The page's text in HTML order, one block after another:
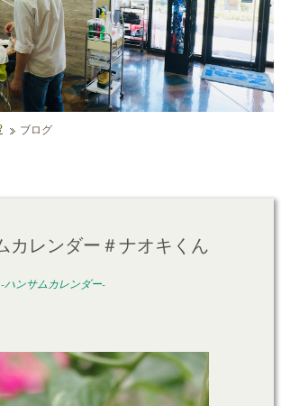
ブログ
カレンダー＃ナオキくん
-ハンサムカレンダー-